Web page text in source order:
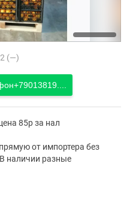
(—)
+79013819....
85р за нал
от импортера без
наличии разные